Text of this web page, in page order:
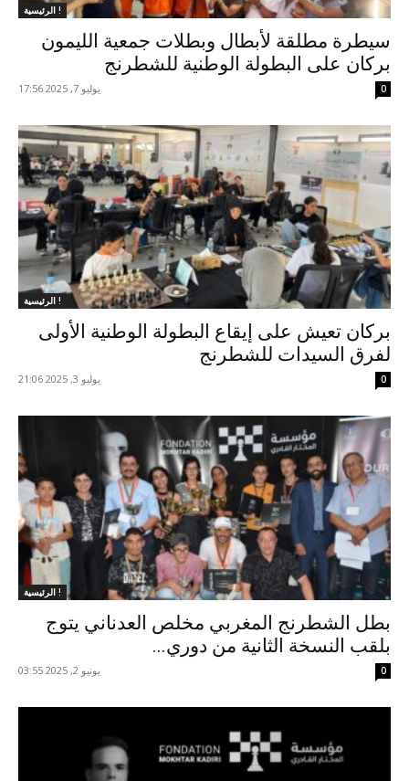
الرئيسية !
سيطرة مطلقة لأبطال وبطلات جمعية الليمون
بركان على البطولة الوطنية للشطرنج
يوليو 7, 2025 17:56 0
الرئيسية !
بركان تعيش على إيقاع البطولة الوطنية الأولى
لفرق السيدات للشطرنج
يوليو 3, 2025 21:06 0
الرئيسية !
بطل الشطرنج المغربي مخلص العدناني يتوج
بلقب النسخة الثانية من دوري...
يونيو 2, 2025 03:55 0